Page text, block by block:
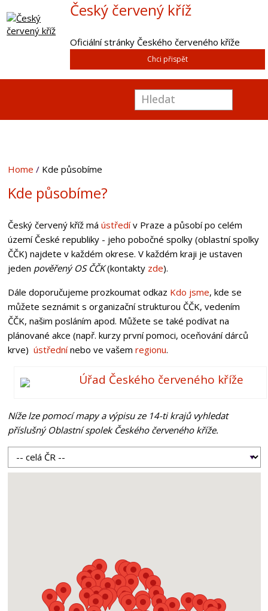
Český červený kříž
Oficiální stránky Českého červeného kříže
Chci přispět
Home Kde působíme
Kde působíme?
Český červený kříž má ústředív Praze a působí po celém
území České republiky - jeho pobočné spolky (oblastní spolky
ČČK) najdete v každém okrese. V každém kraji je ustaven
jeden pověřený OS ČČK(kontakty zde).
Dále doporučujeme prozkoumat odkaz Kdo jsme, kde se
můžete seznámit s organizační strukturou ČČK, vedením
ČČK, našim posláním apod. Můžete se také podívat na
plánované akce (např. kurzy první pomoci, oceňování dárců
krve) ústřednínebo ve vašem regionu.
Úřad Českého červeného kříže
Níže lze pomocí mapy a výpisu ze 14-ti krajů vyhledat
příslušný Oblastní spolek Českého červeného kříže.